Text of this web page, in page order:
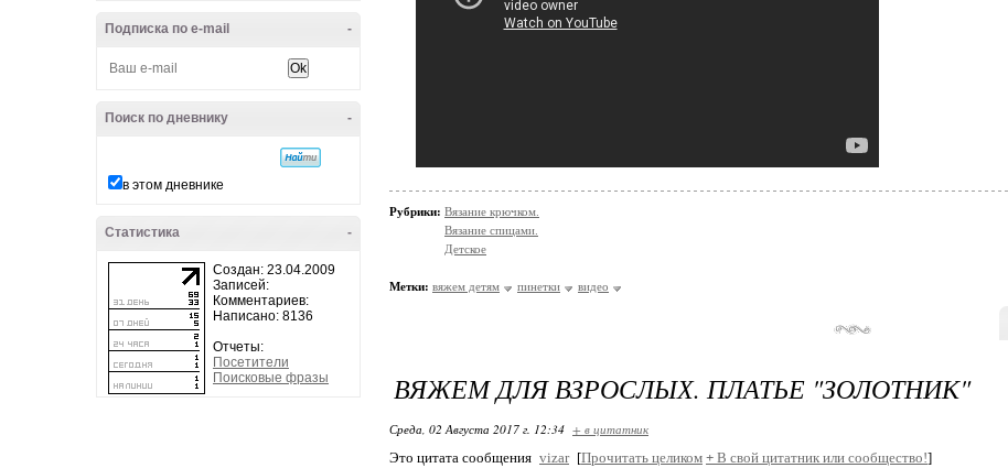
-
Подписка по e-mail
-
Поиск по дневнику
в этом дневнике
-
Статистика
Создан: 23.04.2009
Записей:
Комментариев:
Написано: 8136
Отчеты:
Посетители
Поисковые фразы
Рубрики: Вязание крючком.
Вязание спицами.
Детское
Метки: вяжем детям пинетки видео
ВЯЖЕМ ДЛЯ ВЗРОСЛЫХ. ПЛАТЬЕ "ЗОЛОТНИК"
Среда, 02 Августа 2017 г. 12:34 + в цитатник
Это цитата сообщения vizar [Прочитать целиком + В свой цитатник или сообщество!]